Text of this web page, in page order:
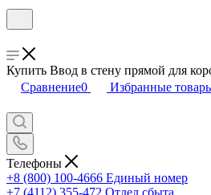
Купить Ввод в стену прямой для
Сравнение0 Избранные
Телефоны
+8 (800) 100-4666 Единый номер
+7 (4112) 355-472 Отдел сбыта